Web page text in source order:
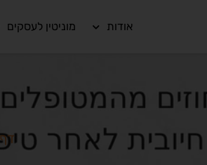
אודות מוניטין לעסקים